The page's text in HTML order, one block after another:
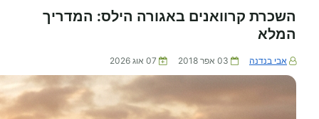
השכרת קרוואנים באגורה הילס: המדריך
המלא
אבי בנדנה 03 אפר 2018 07 אוג 2026